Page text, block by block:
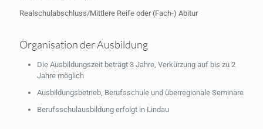
Realschulabschluss/Mittlere Reife oder (Fach-) Abitur
Organisation der Ausbildung
Die Ausbildungszeit beträgt 3 Jahre, Verkürzung auf bis zu 2
Jahre möglich
Ausbildungsbetrieb, Berufsschule und überregionale Seminare
Berufsschulausbildung erfolgt in Lindau